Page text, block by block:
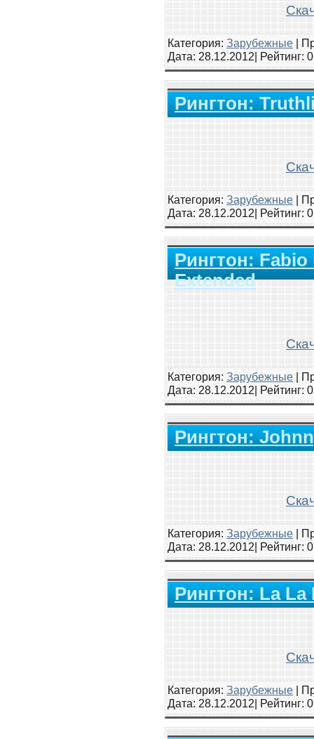
Категория: Зарубежные |
Дата: 28.12.2012| Рейтинг:
Рингтон:
Категория: Зарубежные |
Дата: 28.12.2012| Рейтинг:
Рингтон: Fabio
Extended
Категория: Зарубежные |
Дата: 28.12.2012| Рейтинг:
Рингтон:
Категория: Зарубежные |
Дата: 28.12.2012| Рейтинг:
Рингтон: La La
Категория: Зарубежные |
Дата: 28.12.2012| Рейтинг: